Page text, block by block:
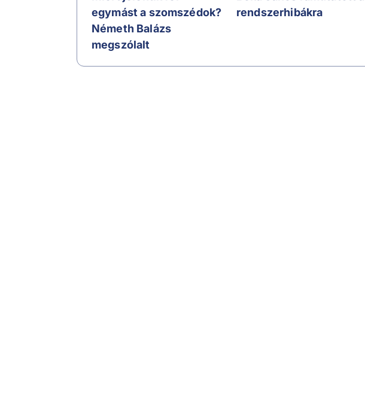
egymást a szomszédok?
Németh Balázs
megszólalt
rendszerhibákra